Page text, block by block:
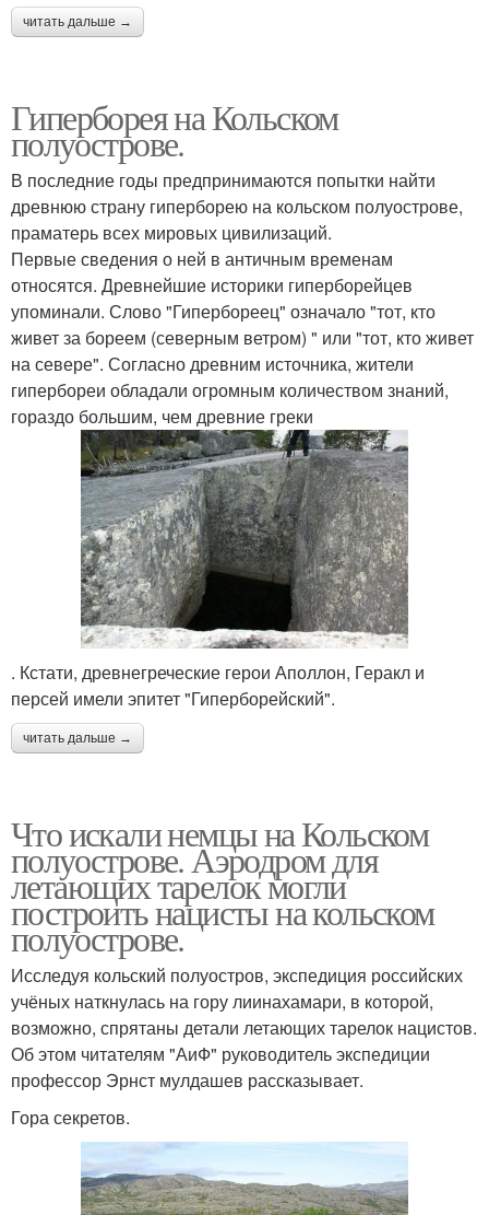
читать дальше →
Гиперборея на Кольском
полуострове.
В последние годы предпринимаются попытки найти
древнюю страну гиперборею на кольском полуострове,
праматерь всех мировых цивилизаций.
Первые сведения о ней в античным временам
относятся. Древнейшие историки гиперборейцев
упоминали. Слово "Гипербореец" означало "тот, кто
живет за бореем (северным ветром) " или "тот, кто живет
на севере". Согласно древним источника, жители
гипербореи обладали огромным количеством знаний,
гораздо большим, чем древние греки
. Кстати, древнегреческие герои Аполлон, Геракл и
персей имели эпитет "Гиперборейский".
читать дальше →
Что искали немцы на Кольском
полуострове. Аэродром для
летающих тарелок могли
построить нацисты на кольском
полуострове.
Исследуя кольский полуостров, экспедиция российских
учёных наткнулась на гору лиинахамари, в которой,
возможно, спрятаны детали летающих тарелок нацистов.
Об этом читателям "АиФ" руководитель экспедиции
профессор Эрнст мулдашев рассказывает.
Гора секретов.